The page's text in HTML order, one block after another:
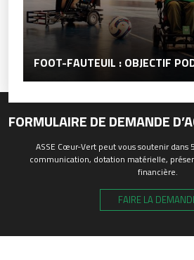
FOOT-FAUTEUIL : OBJECTIF
FORMULAIRE DE DEMANDE
ASSE Cœur-Vert peut vous soutenir dans
communication, dotation matérielle,
financière.
FAIRE LA